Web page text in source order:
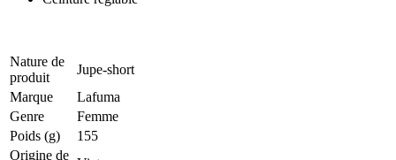
Nature de
produit
Jupe-short
Marque
Lafuma
Genre
Femme
Poids (g)
155
Origine de